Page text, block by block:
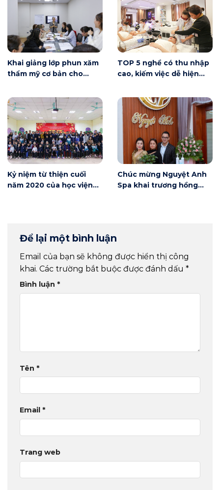
Khai giảng lớp phun xăm
thẩm mỹ cơ bản cho
Nội
TOP 5 nghề có thu nhập
cao, kiếm việc dễ hiện
Kỷ niệm từ thiện cuối
năm 2020 của học viện
Chúc mừng Nguyệt Anh
Spa khai trương hồng
Để lại một bình luận
Email của bạn sẽ không được hiển thị công
khai. Các trường bắt buộc được đánh dấu *
Bình luận *
Tên *
Email *
Trang web